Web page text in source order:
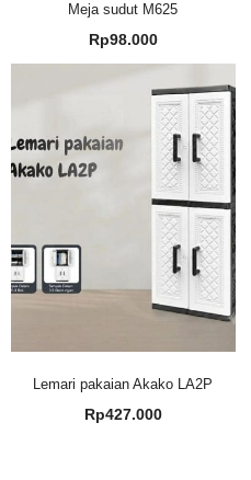
Meja sudut M625
Rp98.000
Lemari pakaian Akako LA2P
Rp427.000